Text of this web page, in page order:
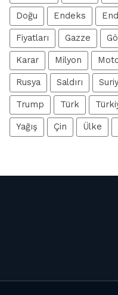
Doğu Endeks
Fiyatları Gazze
Karar Milyon
Rusya Saldırı
Trump Türk
Yağış Çin Ülke